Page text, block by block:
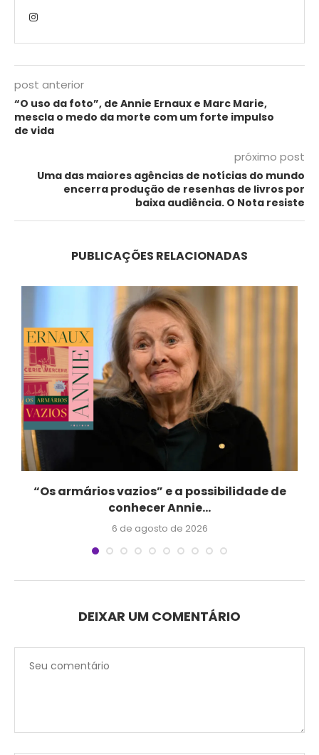
post anterior
“O uso da foto”, de Annie Ernaux e Marc Marie,
mescla o medo da morte com um forte impulso
de vida
próximo post
Uma das maiores agências de notícias do mundo
encerra produção de resenhas de livros por
baixa audiência. O Nota resiste
PUBLICAÇÕES RELACIONADAS
“Os armários vazios” e a possibilidade de
conhecer Annie...
6 de agosto de 2026
DEIXAR UM COMENTÁRIO